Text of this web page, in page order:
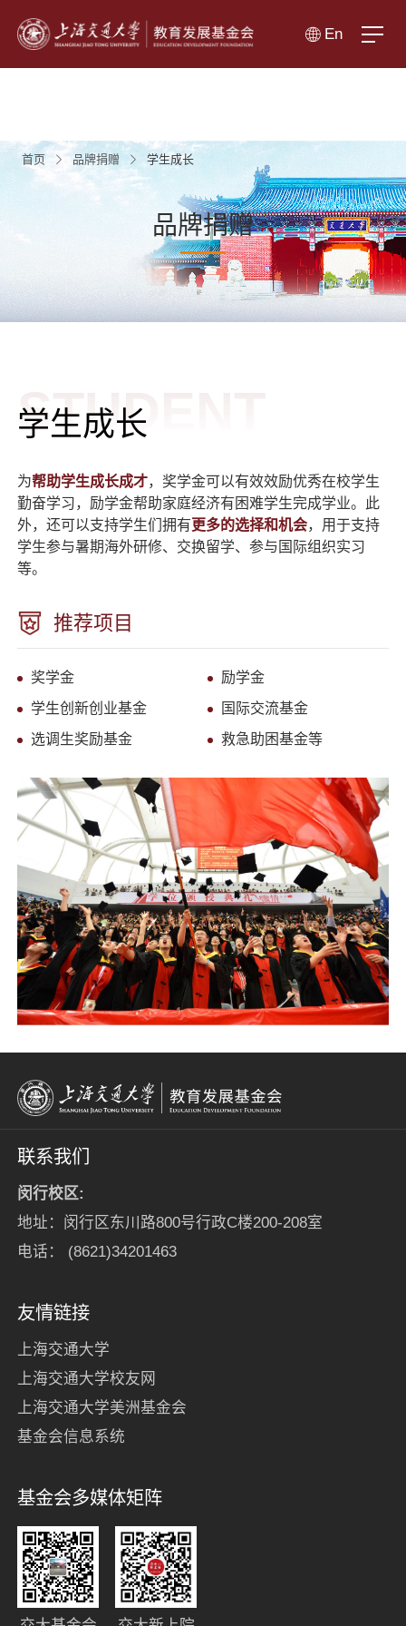
En
首页 品牌捐赠 学生成长
品牌捐赠
STUDENT
学生成长
为帮助学生成长成才，奖学金可以有效效励优秀在校学生
勤奋学习，励学金帮助家庭经济有困难学生完成学业。此
外，还可以支持学生们拥有更多的选择和机会，用于支持
学生参与暑期海外研修、交换留学、参与国际组织实习
等。
推荐项目
奖学金
励学金
学生创新创业基金
国际交流基金
选调生奖励基金
救急助困基金等
联系我们
闵行校区:
地址：闵行区东川路800号行政C楼200-208室
电话： (8621)34201463
友情链接
上海交通大学
上海交通大学校友网
上海交通大学美洲基金会
基金会信息系统
基金会多媒体矩阵